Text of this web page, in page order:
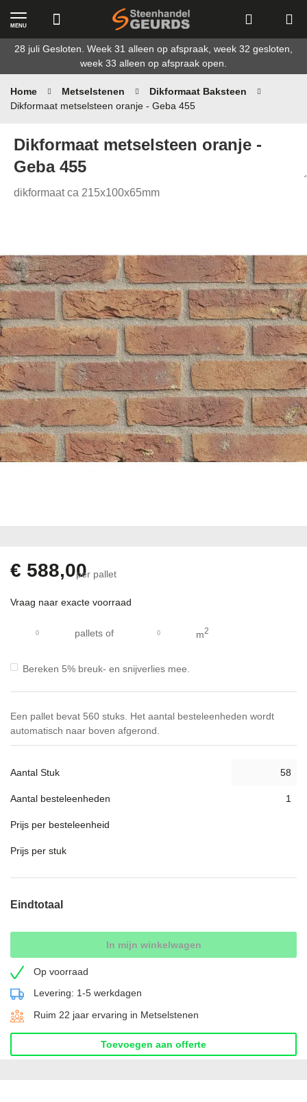
Ga
de
inhoud
28 juli Gesloten. Week 31 alleen op afspraak, week 32 gesloten,
week 33 alleen op afspraak open.
MENU
Home Metselstenen
Dikformaat Baksteen
Dikformaat metselsteen oranje - Geba 455
Dikformaat metselsteen oranje -
Geba 455
dikformaat ca 215x100x65mm
einde
van
de
afbeeldingen-
gallerij
begin
van
afbeeldingen-
€ 588,00per pallet
Vraag naar exacte voorraad
pallets of m2
Bereken 5% breuk- en snijverlies mee.
Een pallet bevat 560 stuks. Het aantal besteleenheden wordt
automatisch naar boven afgerond.
Aantal Stuk
Aantal besteleenheden
Prijs per besteleenheid
Prijs per stuk
Eindtotaal
In mijn winkelwagen
Op voorraad
Levering: 1-5 werkdagen
Ruim 22 jaar ervaring in Metselstenen
Toevoegen aan offerte